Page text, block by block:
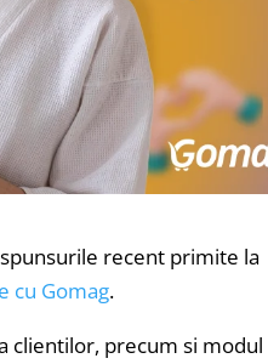
recent primite la
cu Gomag.
clientilor, precum si modul